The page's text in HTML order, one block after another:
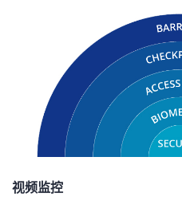
藏
视频监控